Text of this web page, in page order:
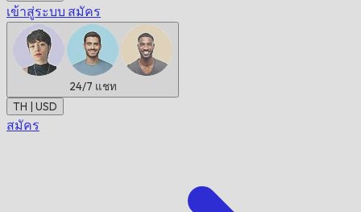
เข้าสู่ระบบ สมัคร
24/7 แชท
TH | USD
สมัคร